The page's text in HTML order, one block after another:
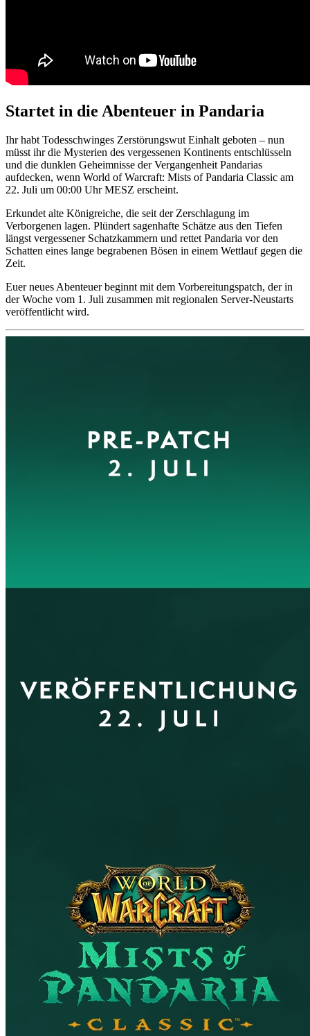
Startet in die Abenteuer in Pandaria
Ihr habt Todesschwinges Zerstörungswut Einhalt geboten – nun
müsst ihr die Mysterien des vergessenen Kontinents entschlüsseln
und die dunklen Geheimnisse der Vergangenheit Pandarias
aufdecken, wenn World of Warcraft: Mists of Pandaria Classic am
22. Juli um 00:00 Uhr MESZ erscheint.
Erkundet alte Königreiche, die seit der Zerschlagung im
Verborgenen lagen. Plündert sagenhafte Schätze aus den Tiefen
längst vergessener Schatzkammern und rettet Pandaria vor den
Schatten eines lange begrabenen Bösen in einem Wettlauf gegen die
Zeit.
Euer neues Abenteuer beginnt mit dem Vorbereitungspatch, der in
der Woche vom 1. Juli zusammen mit regionalen Server-Neustarts
veröffentlicht wird.